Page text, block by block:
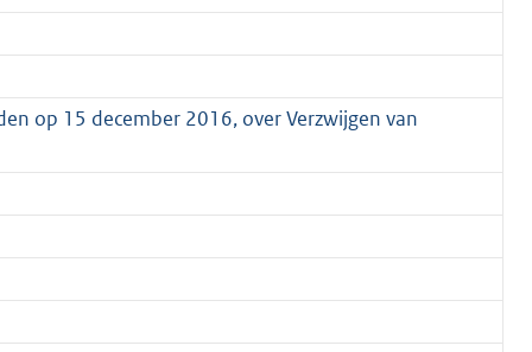
op 15 december 2016, over Verzwijgen van